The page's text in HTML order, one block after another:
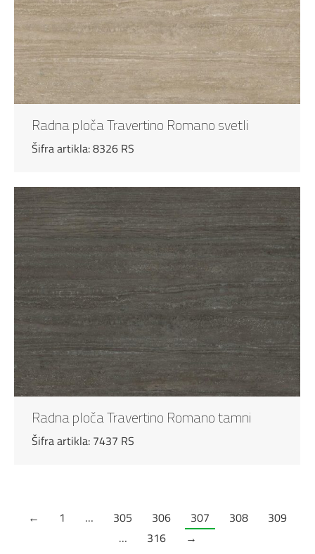
Radna ploča Travertino Romano svetli
Šifra artikla: 8326 RS
Radna ploča Travertino Romano tamni
Šifra artikla: 7437 RS
← 1 … 305 306 307 308
309
…
316 →